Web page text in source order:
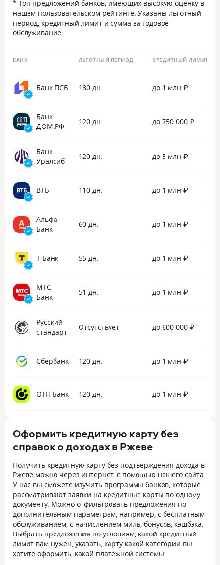
* Топ предложений банков, имеющих высокую оценку в
нашем пользовательском рейтинге. Указаны льготный
период, кредитный лимит и сумма за годовое
обслуживание.
БАНК ЛЬГОТНЫЙ ПЕРИОД КРЕДИТНЫЙ ЛИМИТ
Банк ПСБ 180 дн. до 1 млн ₽
Банк
ДОМ.РФ
120 дн. до 750 000 ₽
Банк
Уралсиб
120 дн. до 5 млн ₽
ВТБ 110 дн. до 1 млн ₽
Альфа-
Банк
60 дн. до 1 млн ₽
Т-Банк 55 дн. до 1 млн ₽
МТС
Банк
51 дн. до 1 млн ₽
Русский
стандарт
Отсутствует до 600 000 ₽
Сбербанк 120 дн. до 1 млн ₽
ОТП Банк 120 дн. до 1 млн ₽
Оформить кредитную карту без
справок о доходах в Ржеве
Получить кредитную карту без подтверждения дохода в
Ржеве можно через интернет, с помощью нашего сайта.
У нас вы сможете изучить программы банков, которые
рассматривают заявки на кредитные карты по одному
документу. Можно отфильтровать предложения по
дополнительным параметрам, например, с бесплатным
обслуживанием, с начислением миль, бонусов, кэшбэка.
Выбрать предложения по условиям, какой кредитный
лимит вам нужен, указать, карту какой категории вы
хотите оформить, какой платежной системы.